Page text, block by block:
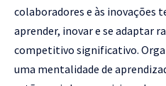
colaboradores e às inovações
aprender, inovar e se adaptar
competitivo significativo.
uma mentalidade de